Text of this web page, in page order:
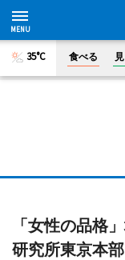
35°C 食べる
「女性の品格
研究所東京本部